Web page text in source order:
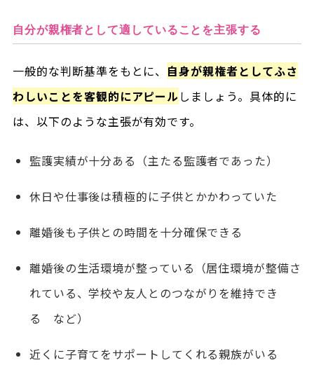
自分が親権者として適していることを主張する
一般的な判断基準をもとに、 自身が親権者としてふさ
わしいことを客観的にアピールしましょう。具体的に
は、以下のような主張が有効です。
監護実績が十分ある（主たる監護者であった）
休日や仕事後は積極的に子供とかかわっていた
離婚後も子供との時間を十分確保できる
離婚後の生活環境が整っている（居住環境が整備さ
れている、学校や友人とのつながりを維持でき
る など）
近くに子育てをサポートしてくれる親族がいる